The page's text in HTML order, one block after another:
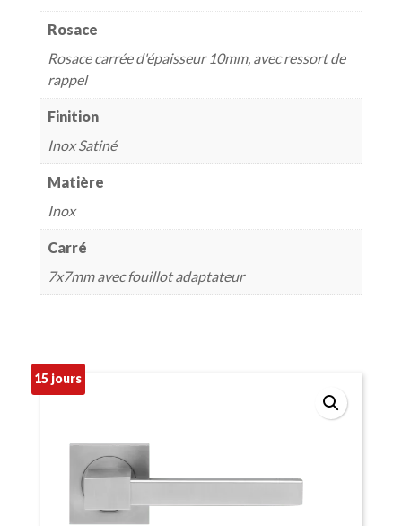
Rosace
Rosace carrée d'épaisseur 10mm, avec ressort de
rappel
Finition
Inox Satiné
Matière
Inox
Carré
7x7mm avec fouillot adaptateur
15 jours